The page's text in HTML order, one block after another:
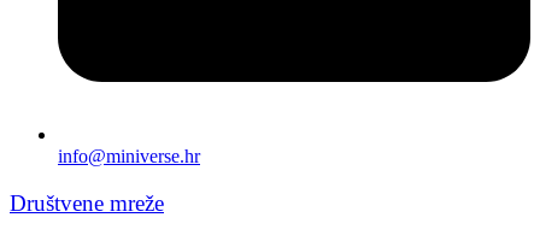
info@miniverse.hr
Društvene mreže